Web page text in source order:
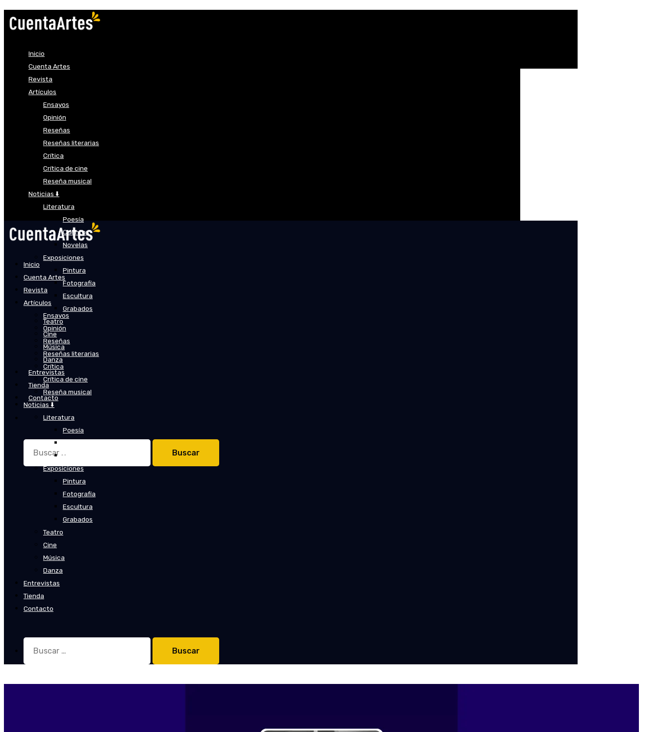
Inicio
Cuenta Artes
Revista
Artículos
Ensayos
Opinión
Reseñas
Reseñas literarias
Crítica
Crítica de cine
Reseña musical
Noticias ⬇️
Literatura
Poesía
Cuentos
Novelas
Exposiciones
Pintura
Fotografía
Escultura
Grabados
Teatro
Cine
Música
Danza
Entrevistas
Tienda
Contacto
Buscar:
Inicio
Cuenta Artes
Revista
Artículos
Ensayos
Opinión
Reseñas
Reseñas literarias
Crítica
Crítica de cine
Reseña musical
Noticias ⬇️
Literatura
Poesía
Novelas
Exposiciones
Pintura
Fotografía
Escultura
Grabados
Teatro
Cine
Música
Danza
Entrevistas
Tienda
Contacto
Buscar: